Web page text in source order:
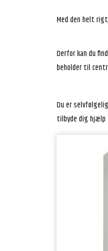
Med den helt
Derfor kan du
beholder til
Du er
tilbyde dig hjælp